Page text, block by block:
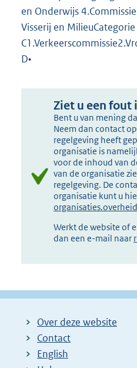
en Onderwijs
Visserij en MilieuCategorie
D•
Ziet u een fout
Bent u van mening
Neem dan contact
regelgeving heeft
organisatie is
voor de inhoud van
van de organisatie
regelgeving. De
organisatie kunt u
Werkt de website of
dan een e-mail naar
Over deze website
Contact
English